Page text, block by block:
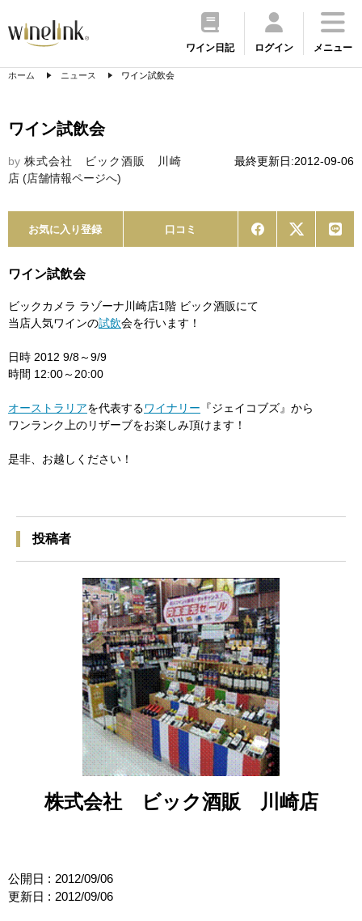
ワイン日記 ログイン メニュー
ホーム ニュース ワイン試飲会
ワイン試飲会
by 株式会社 ビック酒販 川崎
店 (店舗情報ページへ)
最終更新日:2012-09-06
お気に入り登録 口コミ
ワイン試飲会
ビックカメラ ラゾーナ川崎店1階 ビック酒販にて
当店人気ワインの試飲会を行います！
日時 2012 9/8～9/9
時間 12:00～20:00
オーストラリアを代表するワイナリー 『ジェイコブズ』から
ワンランク上のリザーブをお楽しみ頂けます！
是非、お越しください！
投稿者
株式会社 ビック酒販 川崎店
公開日 : 2012/09/06
更新日 : 2012/09/06